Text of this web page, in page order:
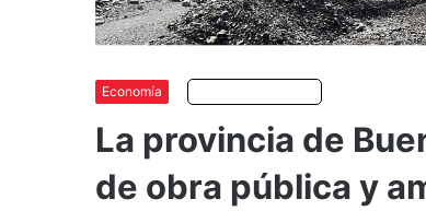
Economía
La provincia de
de obra pública y